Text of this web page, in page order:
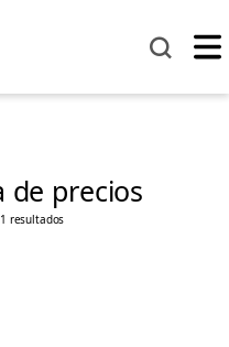
de precios
resultados